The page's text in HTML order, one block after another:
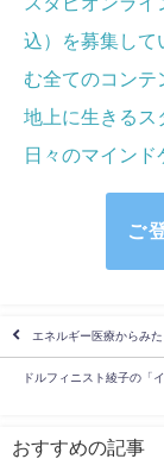
込）を募集して
む全てのコンテ
地上に生きるス
日々のマインド
ご
エネルギー医療からみ
ドルフィニスト綾子の「
おすすめの記事